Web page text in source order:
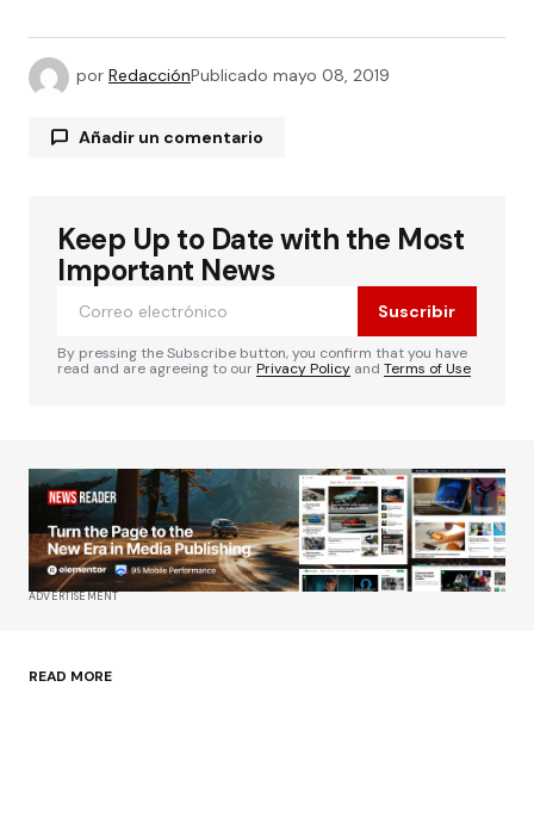
por RedacciónPublicado mayo 08, 2019
Añadir un comentario
Tu dirección de correo electrónico no será
publicada.Los campos obligatorios están
marcados con*
Comentario*
Su nombre*
Tu correo electrónico*
haga un comentario.
Keep Up to Date with the Most
Important News
Suscribir
By pressing the Subscribe button, you confirm that you have
read and are agreeing to ourPrivacy Policy and Terms of Use
ADVERTISEMENT
READ MORE